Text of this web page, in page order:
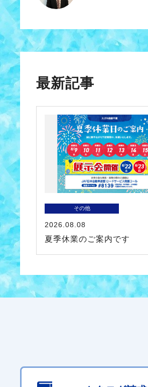
最新記事
その他
2026.08.08
夏季休業のご案内です